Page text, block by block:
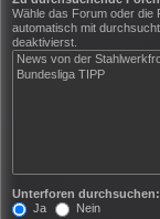
Wähle das Forum oder die
automatisch mit
deaktivierst.
Unterforen durchsuchen:
Ja
Nein